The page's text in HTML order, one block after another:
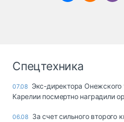
Спецтехника
07.08 Экс-директора Онежского
Карелии посмертно наградили
06.08 За счет сильного второго